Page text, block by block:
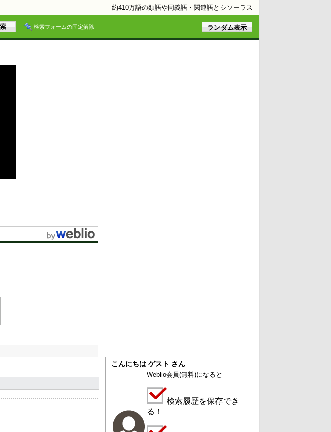
約410万語の類語や同義語・関連語とシソーラス
検索フォームの固定解除
こんにちは ゲスト さん
Weblio会員(無料)になると
検索履歴を保存でき
る！